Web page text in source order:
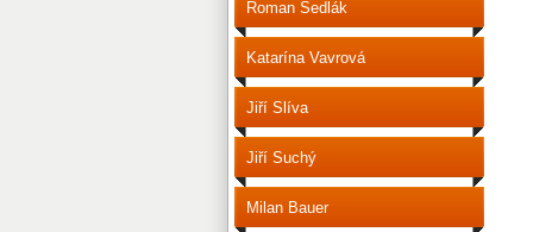
Roman Sedlák
Katarína Vavrová
Jiří Slíva
Jiří Suchý
Milan Bauer